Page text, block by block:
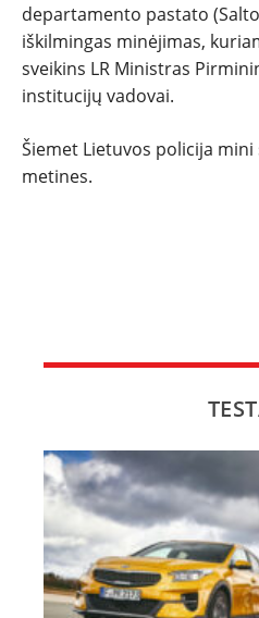
departamento pastato
iškilmingas minėjimas,
sveikins LR Ministras
institucijų vadovai.
Šiemet Lietuvos policija
metines.